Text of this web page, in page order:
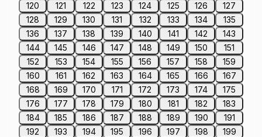
120
121 122 123 124 125 126
127
128
129 130 131 132 133 134
135
136
137 138 139 140 141 142
143
144
145 146 147 148 149 150
151
152
153 154 155 156 157 158
159
160
161 162 163 164 165 166
167
168
169 170 171 172 173 174
175
176
177 178 179 180 181 182
183
184
185 186 187 188 189 190
191
192
193 194 195 196 197 198
199